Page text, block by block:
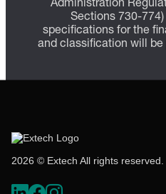
Administration
Sections 730-
specifications for the
and classification will be
2026 © Extech All rights reserved.